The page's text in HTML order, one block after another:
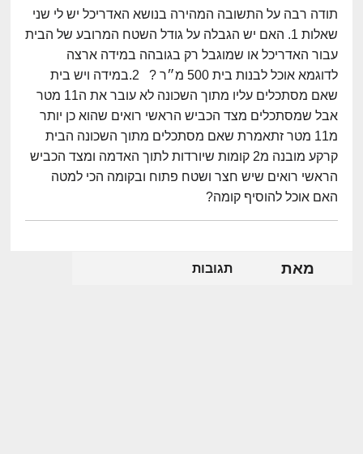
תודה רבה על התשובה המהירה בנושא האדריכל יש לי שני
שאלות 1. האם יש הגבלה על גודל השטח המרובע של הבית
עבור האדריכל או שמוגבל רק בגובהה במידה ארצה
לדוגמא אוכל לבנות בית 500 מ״ר ? 2.במידה ויש בית
שאם מסתכלים עליו מתוך השכונה לא עובר את ה11 מטר
אבל שמסתכלים מצד הכביש הראשי רואים שהוא כן יותר
מ11 מטר זתאמרת שאם מסתכלים מתוך השכונה הבית
קרקע מובנה מ2 קומות שיורדות לתוך האדמה ומצד הכביש
הראשי רואים שיש חצר ושטח פתוח ובקומה הכי למטה
האם אוכל להוסיף קומה?
מאת תגובות